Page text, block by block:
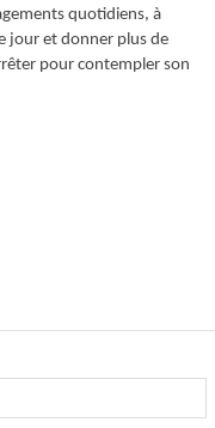
quotidiens, à
jour et donner plus de
pour contempler son